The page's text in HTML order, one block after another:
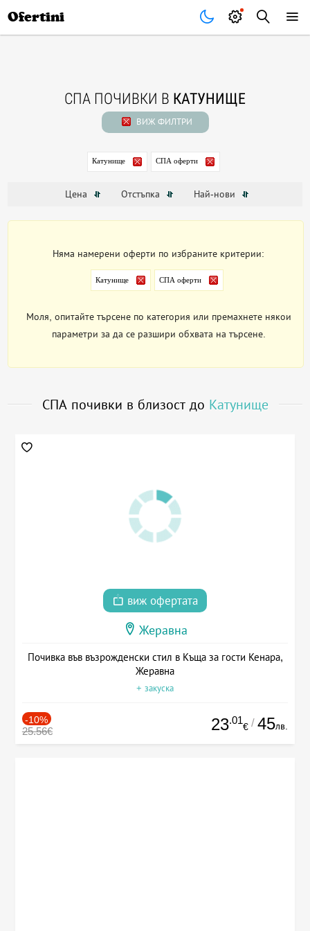
Ofertini
СПА ПОЧИВКИ В КАТУНИЩЕ
ВИЖ ФИЛТРИ
Катунище СПА оферти
Цена Отстъпка Най-нови
Няма намерени оферти по избраните критерии:
Катунище СПА оферти
Моля, опитайте търсене по категория или премахнете някои
параметри за да се разшири обхвата на търсене.
СПА почивки в близост до Катунище
виж офертата
Жеравна
Почивка във възрожденски стил в Къща за гости Кенара,
Жеравна
+ закуска
-10%
25.56€ 23.01
€ / 45лв.